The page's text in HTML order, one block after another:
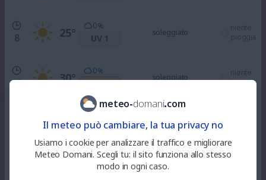
8 25°
0%
UV 1
soleggiato
niente
pioggia
10 30°
0%
UV 4
soleggiato
niente
pioggia
33° UV 7
soleggiato
0%
UV 7
soleggiato
meteo-domani.com
Il meteo può cambiare, la tua privacy no
Usiamo i cookie per analizzare il traffico e migliorare
Meteo Domani. Scegli tu: il sito funziona allo stesso
modo in ogni caso.